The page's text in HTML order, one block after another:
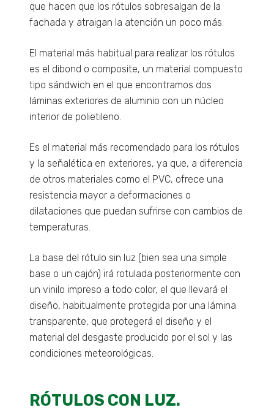
que hacen que los rótulos sobresalgan de la
fachada y atraigan la atención un poco más.
El material más habitual para realizar los rótulos
es el dibond o composite, un material compuesto
tipo sándwich en el que encontramos dos
láminas exteriores de aluminio con un núcleo
interior de polietileno.
Es el material más recomendado para los rótulos
y la señalética en exteriores, ya que, a diferencia
de otros materiales como el PVC, ofrece una
resistencia mayor a deformaciones o
dilataciones que puedan sufrirse con cambios de
temperaturas.
La base del rótulo sin luz (bien sea una simple
base o un cajón) irá rotulada posteriormente con
un vinilo impreso a todo color, el que llevará el
diseño, habitualmente protegida por una lámina
transparente, que protegerá el diseño y el
material del desgaste producido por el sol y las
condiciones meteorológicas.
RÓTULOS CON LUZ.